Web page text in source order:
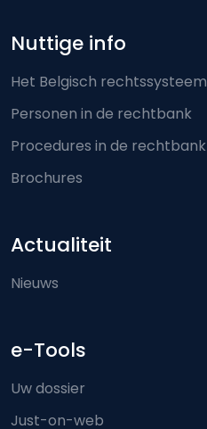
Nuttige info
Het Belgisch rechtssysteem
Personen in de rechtbank
Procedures in de rechtbank
Brochures
Actualiteit
Nieuws
e-Tools
Uw dossier
Just-on-web